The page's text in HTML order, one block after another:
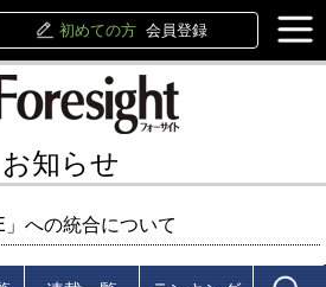
初めての方 会員登録
お知らせ
への統合について